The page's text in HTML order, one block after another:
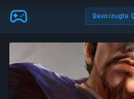
Skip to main content Bevorzugte